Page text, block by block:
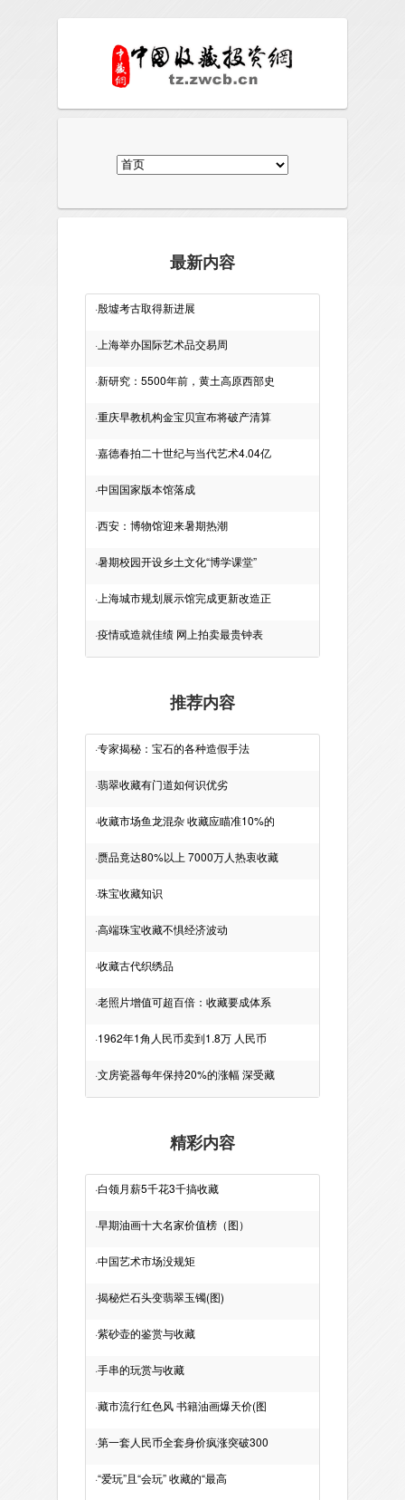
最新内容
·殷墟考古取得新进展
· 上海举办国际艺术品交易周
·新研究：5500年前，黄土高原西部史
·重庆早教机构金宝贝宣布将破产清算
·嘉德春拍二十世纪与当代艺术4.04亿
·中国国家版本馆落成
·西安：博物馆迎来暑期热潮
·暑期校园开设乡土文化“博学课堂”
· 上海城市规划展示馆完成更新改造正
·疫情或造就佳绩 网上拍卖最贵钟表
推荐内容
·专家揭秘：宝石的各种造假手法
·翡翠收藏有门道如何识优劣
·收藏市场鱼龙混杂 收藏应瞄准10%的
·赝品竟达80%以上 7000万人热衷收藏
·珠宝收藏知识
·高端珠宝收藏不惧经济波动
·收藏古代织绣品
·老照片增值可超百倍：收藏要成体系
·1962年1角人民币卖到1.8万 人民币
·文房瓷器每年保持20%的涨幅 深受藏
精彩内容
·白领月薪5千花3千搞收藏
·早期油画十大名家价值榜（图）
·中国艺术市场没规矩
·揭秘烂石头变翡翠玉镯(图)
·紫砂壶的鉴赏与收藏
·手串的玩赏与收藏
·藏市流行红色风 书籍油画爆天价(图
·第一套人民币全套身价疯涨突破300
·“爱玩”且“会玩” 收藏的“最高